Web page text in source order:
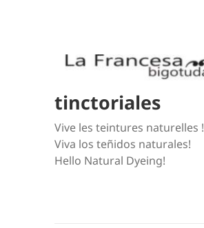
tinctoriales
Vive les teintures naturelles !
Viva los teñidos naturales!
Hello Natural Dyeing!